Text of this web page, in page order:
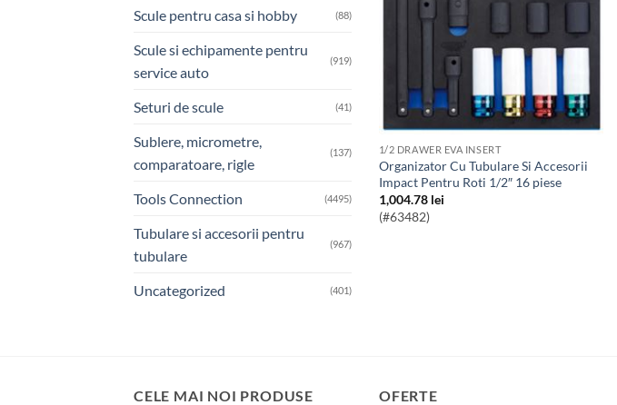
Scule pentru casa si hobby (88)
Scule si echipamente pentru
service auto
(919)
Seturi de scule (41)
Sublere, micrometre,
comparatoare, rigle
(137)
Tools Connection (4495)
Tubulare si accesorii pentru
tubulare
(967)
Uncategorized (401)
1/2 DRAWER EVA INSERT
Organizator Cu Tubulare Si Accesorii
Impact Pentru Roti 1/2″ 16 piese
1,004.78 lei
(#63482)
CELE MAI NOI PRODUSE OFERTE